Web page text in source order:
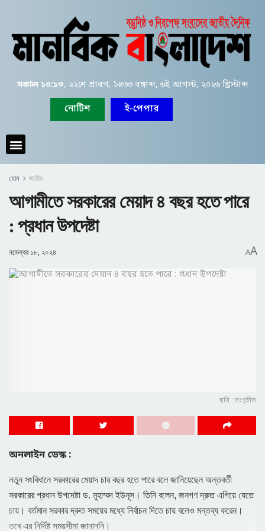
সকাল ১০:১৩, ২২শে শ্রাবণ, ১৪৩৩ বঙ্গাব্দ, ৬ই আগস্ট, ২০২৬ খ্রিস্টাব্দ
নোটিশ ই-পেপার
হোম জাতীয়
আগামীতে সরকারের মেয়াদ ৪ বছর হতে পারে
: প্রধান উপদেষ্টা
নভেম্বর ১৮, ২০২৪ AA
ছবি : সংগৃহীত
অনলাইন ডেস্ক :
নতুন সংবিধানে সরকারের মেয়াদ চার বছর হতে পারে বলে জানিয়েছেন অন্তবর্তী
সরকারের প্রধান উপদেষ্টা ড. মুহাম্মদ ইউনূস। তিনি বলেন, জনগণ দ্রুত এগিয়ে যেতে
চায়। বর্তমান সরকার দ্রুত সময়ের মধ্যে নির্বাচন দিতে চায় বলেও মন্তব্য করেন।
তবে এর নির্দিষ্ট সময়সীমা জানাননি।